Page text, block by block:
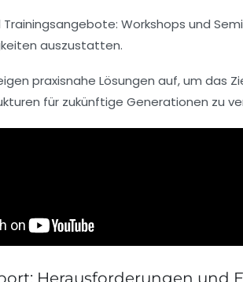
Trainingsangebote: Workshops und
auszustatten.
praxisnahe Lösungen auf, um das
für zukünftige Generationen zu
Herausforderungen und